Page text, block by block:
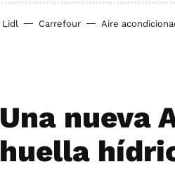
Lidl Carrefour Aire
Una nueva
huella